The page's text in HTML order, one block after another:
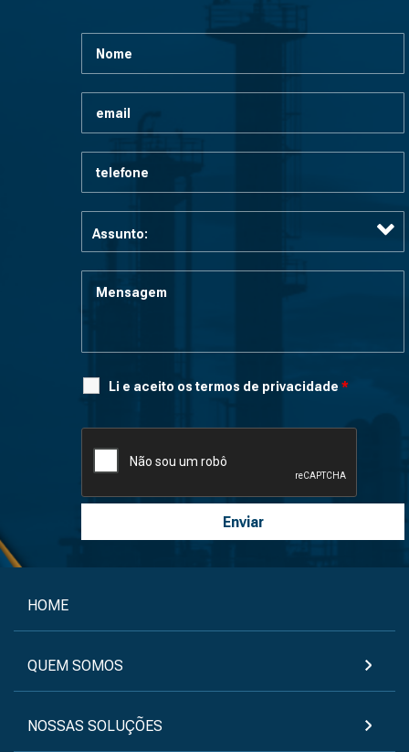
Li e aceito os termos de privacidade *
HOME
QUEM SOMOS
NOSSAS SOLUÇÕES